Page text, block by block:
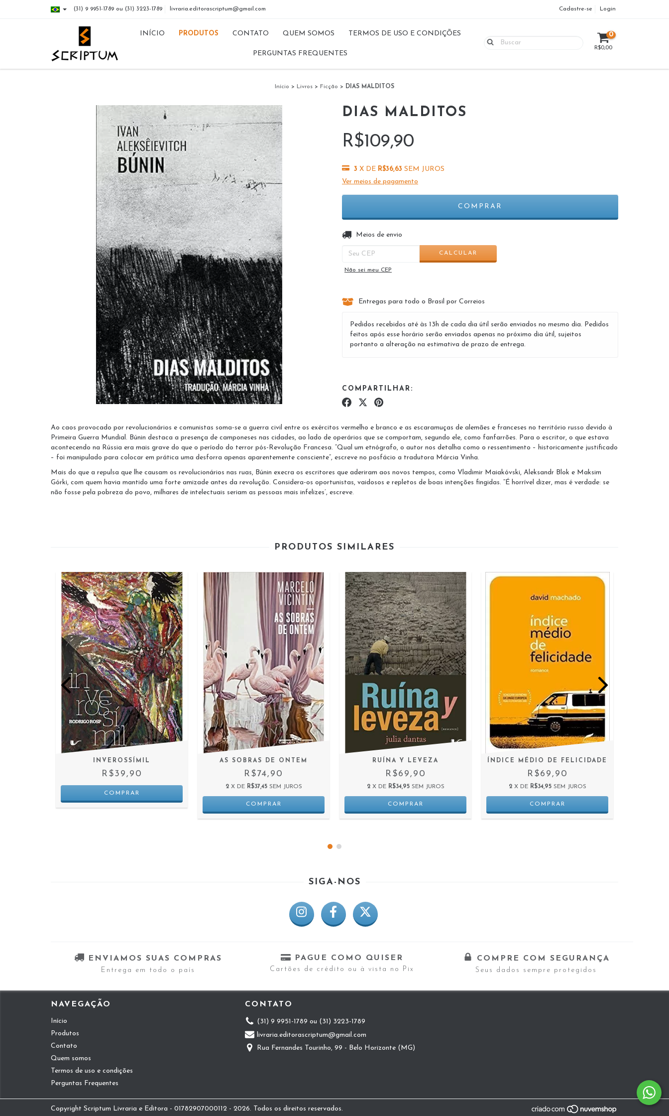
(31) 9 9951-1789 ou (31) 3223-1789 livraria.editorascriptum@gmail.com Cadastre-se Login
INÍCIO PRODUTOS CONTATO QUEM SOMOS TERMOS DE USO E CONDIÇÕES
PERGUNTAS FREQUENTES
0
R$0,00
Início > Livros > Ficção > DIAS MALDITOS
DIAS MALDITOS
R$109,90
3 X DE R$36,63 SEM JUROS
Ver meios de pagamento
Entregas para o CEP:
Meios de envio
CALCULAR
Não sei meu CEP
Entregas para todo o Brasil por Correios
Pedidos recebidos até às 13h de cada dia útil serão enviados no mesmo dia. Pedidos
feitos após esse horário serão enviados apenas no próximo dia útil, sujeitos
portanto a alteração na estimativa de prazo de entrega.
COMPARTILHAR:
Ao caos provocado por revolucionários e comunistas soma-se a guerra civil entre os exércitos vermelho e branco e as escaramuças de alemães e franceses no território russo devido à
Primeira Guerra Mundial. Búnin destaca a presença de camponeses nas cidades, ao lado de operários que se comportam, segundo ele, como fanfarrões. Para o escritor, o que estava
acontecendo na Rússia era mais grave do que o período do terror pós-Revolução Francesa. “Qual um etnógrafo, o autor nos detalha como o ressentimento – historicamente justificado
– foi manipulado para colocar em prática uma desforra apenas aparentemente consciente”, escreve no posfácio a tradutora Márcia Vinha.
Mais do que a repulsa que lhe causam os revolucionários nas ruas, Búnin execra os escritores que aderiram aos novos tempos, como Vladimir Maiakóvski, Aleksandr Blok e Maksim
Górki, com quem havia mantido uma forte amizade antes da revolução. Considera-os oportunistas, vaidosos e repletos de boas intenções fingidas. “É horrível dizer, mas é verdade: se
não fosse pela pobreza do povo, milhares de intelectuais seriam as pessoas mais infelizes’, escreve.
PRODUTOS SIMILARES
INVEROSSÍMIL
R$39,90
AS SOBRAS DE ONTEM
R$74,90
2 X DE R$37,45 SEM JUROS
RUÍNA Y LEVEZA
R$69,90
2 X DE R$34,95 SEM JUROS
ÍNDICE MÉDIO DE FELICIDADE
R$69,90
2 X DE R$34,95 SEM JUROS
SIGA-NOS
ENVIAMOS SUAS COMPRAS
Entrega em todo o país
PAGUE COMO QUISER
Cartões de crédito ou à vista no Pix
COMPRE COM SEGURANÇA
Seus dados sempre protegidos
NAVEGAÇÃO
Início
Produtos
Contato
Quem somos
Termos de uso e condições
Perguntas Frequentes
CONTATO
(31) 9 9951-1789 ou (31) 3223-1789
livraria.editorascriptum@gmail.com
Rua Fernandes Tourinho, 99 - Belo Horizonte (MG)
Copyright Scriptum Livraria e Editora - 01782907000112 - 2026. Todos os direitos reservados.